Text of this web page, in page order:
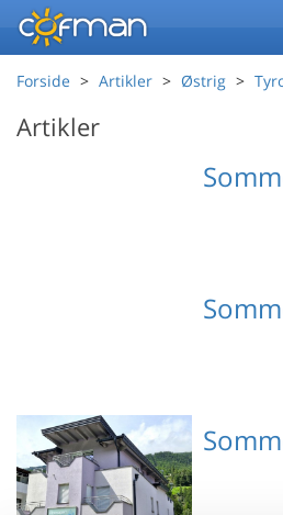
Forside Artikler Østrig
Artikler